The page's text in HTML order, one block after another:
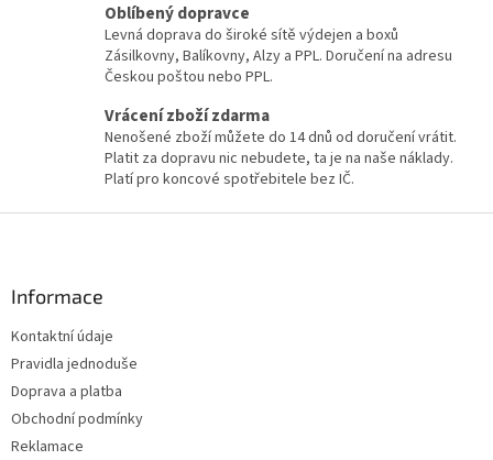
Oblíbený dopravce
Levná doprava do široké sítě výdejen a boxů
Zásilkovny, Balíkovny, Alzy a PPL. Doručení na adresu
Českou poštou nebo PPL.
Vrácení zboží zdarma
Nenošené zboží můžete do 14 dnů od doručení vrátit.
Platit za dopravu nic nebudete, ta je na naše náklady.
Platí pro koncové spotřebitele bez IČ.
Informace
Kontaktní údaje
Pravidla jednoduše
Doprava a platba
Obchodní podmínky
Reklamace